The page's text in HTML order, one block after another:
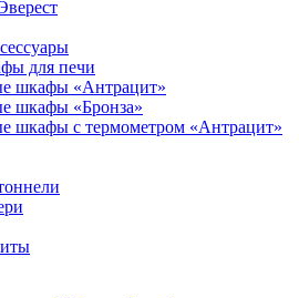
для печи
шкафы «Антрацит»
шкафы «Бронза»
шкафы с термометром «Антрацит»